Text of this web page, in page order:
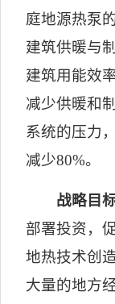
庭地源热泵
建筑供暖与
建筑用能效
减少供暖和
系统的压力
减少80%。
战略目
部署投资，
地热技术创
大量的地方